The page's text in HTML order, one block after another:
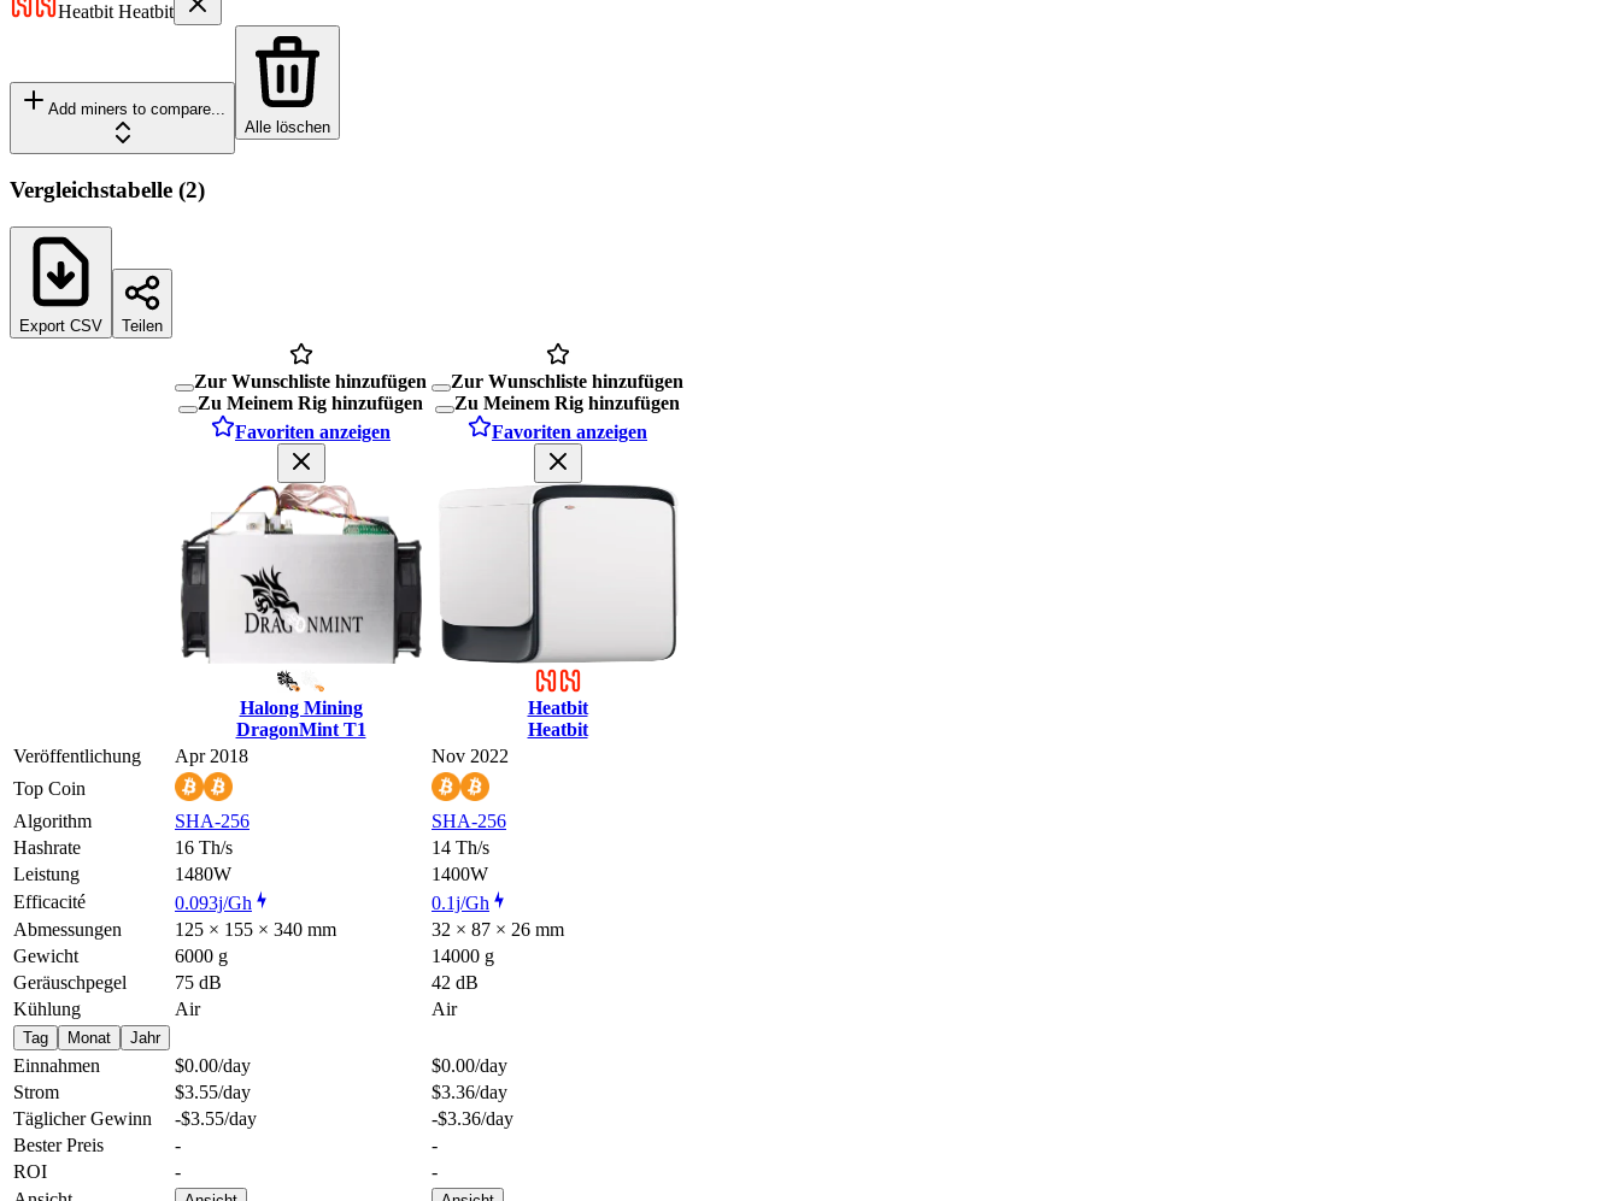
Heatbit Heatbit
Add miners to compare...
Alle löschen
Vergleichstabelle (2)
Export CSV Teilen
Zur Wunschliste hinzufügen
Zu Meinem Rig hinzufügen
Favoriten anzeigen
Halong Mining
DragonMint T1
Zur Wunschliste hinzufügen
Zu Meinem Rig hinzufügen
Favoriten anzeigen
Heatbit
Heatbit
Veröffentlichung
Apr 2018
Nov 2022
Top Coin
Algorithm
SHA-256
SHA-256
Hashrate
16 Th/s
14 Th/s
Leistung
1480W
1400W
Efficacité
0.093j/Gh
0.1j/Gh
Abmessungen
125 × 155 × 340 mm
32 × 87 × 26 mm
Gewicht
6000 g
14000 g
Geräuschpegel
75 dB
42 dB
Kühlung
Air Air
Tag Monat Jahr
Einnahmen $0.00/day $0.00/day
Strom
$3.55/day $3.36/day
Täglicher Gewinn
-$3.55/day -$3.36/day
Bester Preis
-
-
ROI
-
-